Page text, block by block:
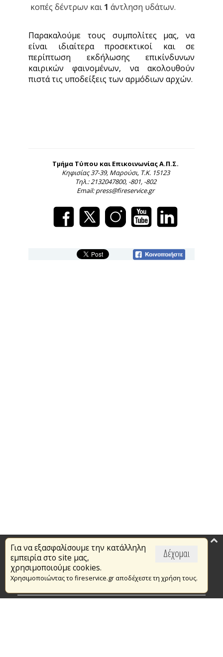
κοπές δέντρων και 1 άντληση υδάτων.
Παρακαλούμε τους συμπολίτες μας, να
είναι ιδιαίτερα προσεκτικοί και σε
περίπτωση εκδήλωσης επικίνδυνων
καιρικών φαινομένων, να ακολουθούν
πιστά τις υποδείξεις των αρμόδιων αρχών.
Τμήμα Τύπου και Επικοινωνίας Α.Π.Σ.
Κηφισίας 37-39, Μαρούσι, Τ.Κ. 15123
Τηλ.: 2132047800, -801, -802
Email: press@fireservice.gr
Δέχομαι
Για να εξασφαλίσουμε την κατάλληλη
εμπειρία στο site μας,
χρησιμοποιούμε cookies.
Χρησιμοποιώντας το fireservice.gr αποδέχεστε τη χρήση τους.
Επικαιρότητα
Το Πυροσβεστικό Σώμα